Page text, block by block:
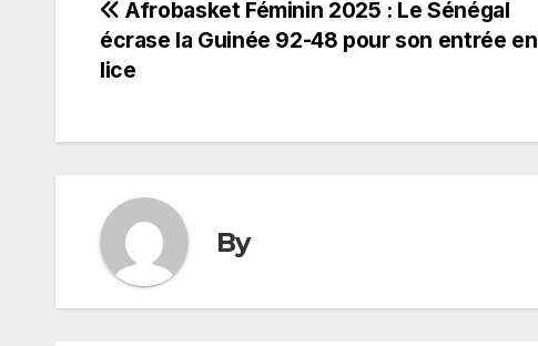
Navigation
de
Afrobasket Féminin 2025 : Le Sénégal
écrase la Guinée 92-48 pour son entrée en
lice
By